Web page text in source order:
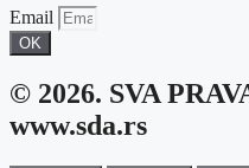
Email
OK
© 2026. SVA
www.sda.rs